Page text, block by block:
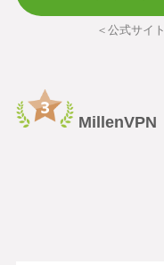
＜公式サイト
MillenVPN